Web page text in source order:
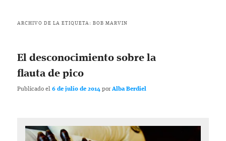
ARCHIVO DE LA ETIQUETA:BOB MARVIN
El desconocimiento sobre la
flauta de pico
Publicado el6 de julio de 2014 porAlba Berdiel